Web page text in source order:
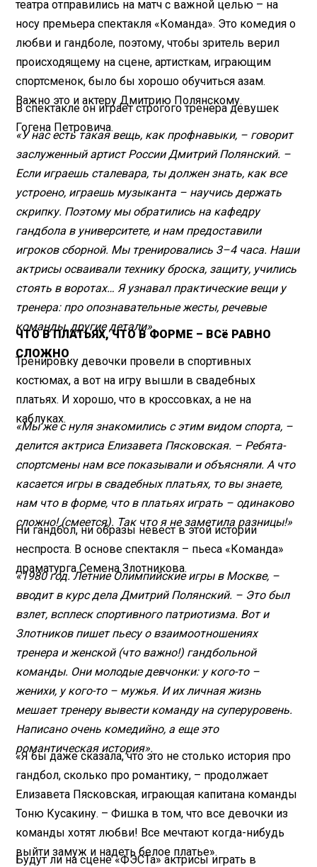
театра отправились на матч с важной целью – на
носу премьера спектакля «Команда». Это комедия о
любви и гандболе, поэтому, чтобы зритель верил
происходящему на сцене, артисткам, играющим
спортсменок, было бы хорошо обучиться азам.
Важно это и актеру Дмитрию Полянскому.
В спектакле он играет строгого тренера девушек
Гогена Петровича.
«У нас есть такая вещь, как профнавыки, – говорит
заслуженный артист России Дмитрий Полянский. –
Если играешь сталевара, ты должен знать, как все
устроено, играешь музыканта – научись держать
скрипку. Поэтому мы обратились на кафедру
гандбола в университете, и нам предоставили
игроков сборной. Мы тренировались 3–4 часа. Наши
актрисы осваивали технику броска, защиту, учились
стоять в воротах… Я узнавал практические вещи у
тренера: про опознавательные жесты, речевые
команды, другие детали».
ЧТО В ПЛАТЬЯХ, ЧТО В ФОРМЕ – ВСё РАВНО
СЛОЖНО
Тренировку девочки провели в спортивных
костюмах, а вот на игру вышли в свадебных
платьях. И хорошо, что в кроссовках, а не на
каблуках.
«Мы же с нуля знакомились с этим видом спорта, –
делится актриса Елизавета Пясковская. – Ребята-
спортсмены нам все показывали и объясняли. А что
касается игры в свадебных платьях, то вы знаете,
нам что в форме, что в платьях играть – одинаково
сложно! (смеется). Так что я не заметила разницы!»
Ни гандбол, ни образы невест в этой истории
неспроста. В основе спектакля – пьеса «Команда»
драматурга Семена Злотникова.
«1980 год. Летние Олимпийские игры в Москве, –
вводит в курс дела Дмитрий Полянский. – Это был
взлет, всплеск спортивного патриотизма. Вот и
Злотников пишет пьесу о взаимоотношениях
тренера и женской (что важно!) гандбольной
команды. Они молодые девчонки: у кого-то –
женихи, у кого-то – мужья. И их личная жизнь
мешает тренеру вывести команду на суперуровень.
Написано очень комедийно, а еще это
романтическая история».
«Я бы даже сказала, что это не столько история про
гандбол, сколько про романтику, – продолжает
Елизавета Пясковская, играющая капитана команды
Тоню Кусакину. – Фишка в том, что все девочки из
команды хотят любви! Все мечтают когда-нибудь
выйти замуж и надеть белое платье».
Будут ли на сцене «ФЭСТа» актрисы играть в